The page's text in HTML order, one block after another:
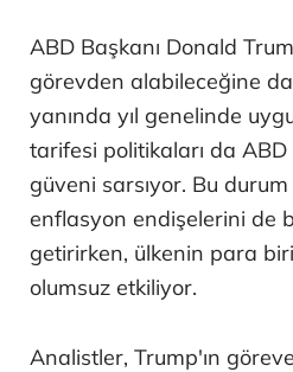
ABD Başkanı Donald
görevden alabileceğine
yanında yıl genelinde
tarifesi politikaları da
güveni sarsıyor. Bu
enflasyon endişelerini de
getirirken, ülkenin para
olumsuz etkiliyor.
Analistler, Trump'ın